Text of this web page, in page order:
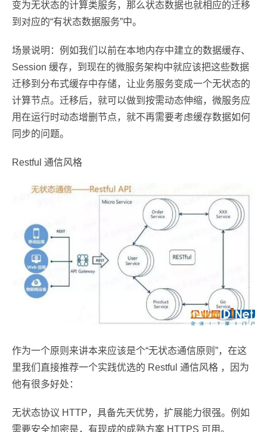
变为无状态的计算类服务，那么状态数据也就相应的迁移
到对应的“有状态数据服务”中。
场景说明：例如我们以前在本地内存中建立的数据缓存、
Session 缓存，到现在的微服务架构中就应该把这些数据
迁移到分布式缓存中存储，让业务服务变成一个无状态的
计算节点。迁移后，就可以做到按需动态伸缩，微服务应
用在运行时动态增删节点，就不再需要考虑缓存数据如何
同步的问题。
Restful 通信风格
作为一个原则来讲本来应该是个“无状态通信原则”，在这
里我们直接推荐一个实践优选的 Restful 通信风格 ，因为
他有很多好处：
无状态协议 HTTP，具备先天优势，扩展能力很强。例如
需要安全加密是，有现成的成熟方案 HTTPS 可用。